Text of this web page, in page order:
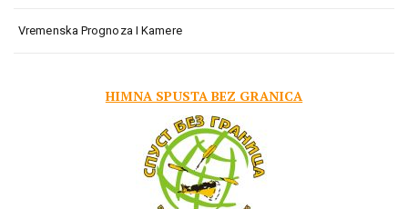
Vremenska Prognoza I Kamere
HIMNA SPUSTA BEZ GRANICA